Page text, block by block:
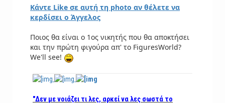
Κάντε Like σε αυτή τη photo αν θέλετε να
κερδίσει ο Άγγελος
Ποιος θα είναι ο 1ος νικητής που θα αποκτήσει
και την πρώτη φιγούρα απ' το FiguresWorld?
We'll see!
"Δεν με νοιάζει τι λες, αρκεί να λες σωστά το